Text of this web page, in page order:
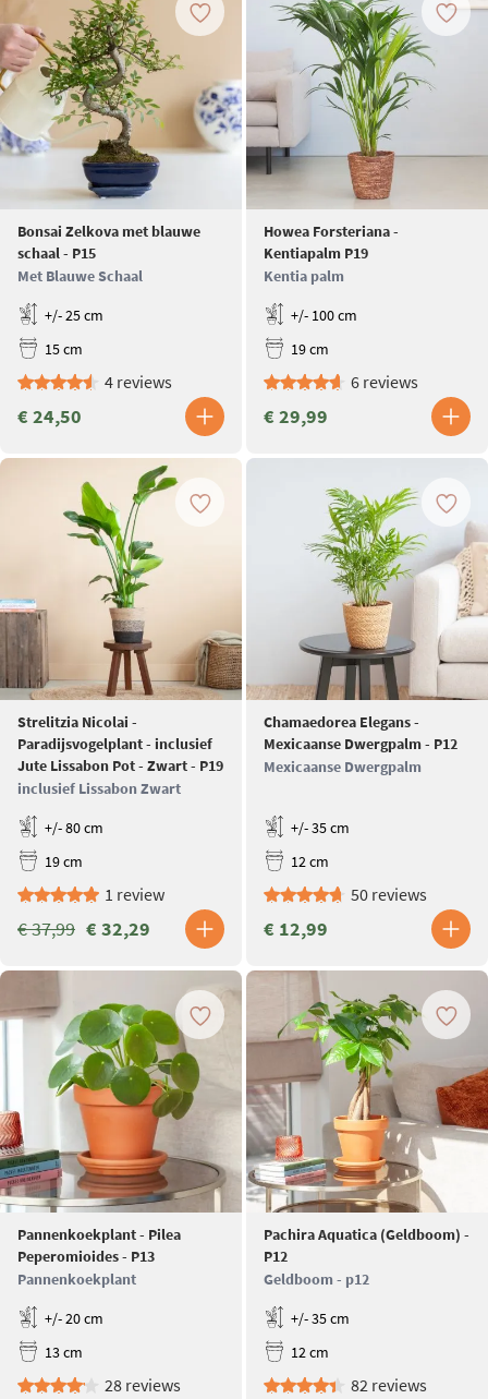
Bonsai Zelkova met blauwe
schaal - P15
Met Blauwe Schaal
+/- 25 cm
15 cm
4 reviews
€ 24,50
Howea Forsteriana -
Kentiapalm P19
Kentia palm
+/- 100 cm
19 cm
6 reviews
€ 29,99
Strelitzia Nicolai -
Paradijsvogelplant - inclusief
Jute Lissabon Pot - Zwart - P19
inclusief Lissabon Zwart
+/- 80 cm
19 cm
1 review
€ 32,29
€ 37,99
Chamaedorea Elegans -
Mexicaanse Dwergpalm - P12
Mexicaanse Dwergpalm
+/- 35 cm
12 cm
50 reviews
€ 12,99
Pannenkoekplant - Pilea
Peperomioides - P13
Pannenkoekplant
+/- 20 cm
13 cm
28 reviews
Pachira Aquatica (Geldboom) -
P12
Geldboom - p12
+/- 35 cm
12 cm
82 reviews